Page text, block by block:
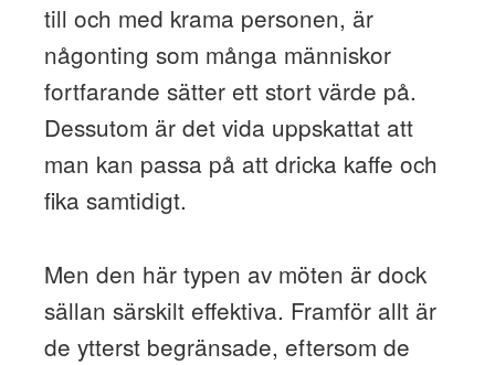
till och med krama personen, är
någonting som många människor
fortfarande sätter ett stort värde på.
Dessutom är det vida uppskattat att
man kan passa på att dricka kaffe och
fika samtidigt.
Men den här typen av möten är dock
sällan särskilt effektiva. Framför allt är
de ytterst begränsade, eftersom de